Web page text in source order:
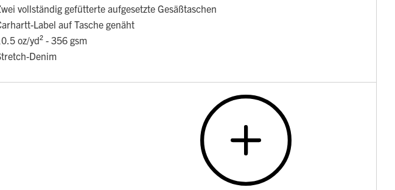
vollständig gefütterte aufgesetzte Gesäßtaschen
Label auf Tasche genäht
oz/yd² - 356 gsm
Denim